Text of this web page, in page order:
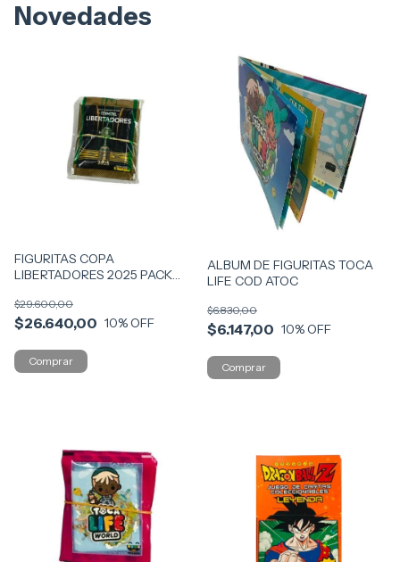
Novedades
FIGURITAS COPA
LIBERTADORES 2025 PACK
$26.640,00
$29.600,00
10% OFF
ALBUM DE FIGURITAS TOCA
LIFE COD ATOC
$6.147,00
$6.830,00
10% OFF